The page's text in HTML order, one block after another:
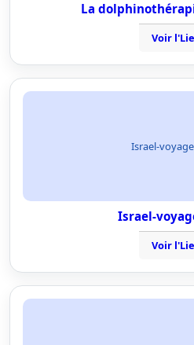
La
Voir
Israel-
Israel-
Voir